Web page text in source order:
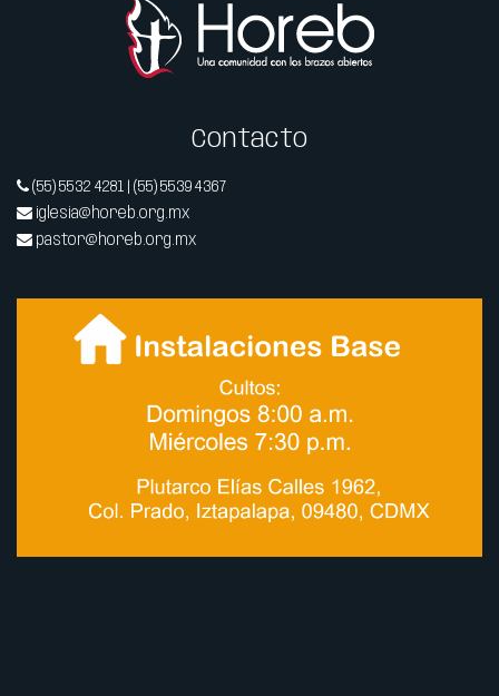
Contacto
(55) 5532 4281 | (55) 5539 4367
iglesia@horeb.org.mx
pastor@horeb.org.mx